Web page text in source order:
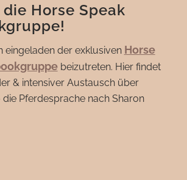
die Horse Speak
eingeladen der exklusiven Horse
beizutreten. Hier findet
& intensiver Austausch über
die Pferdesprache nach Sharon